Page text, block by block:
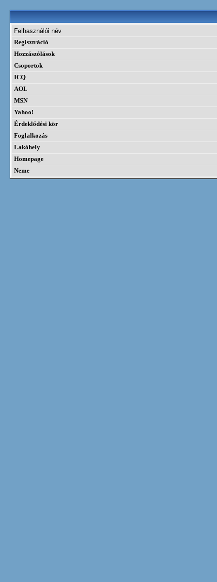
Felhasználói név
Regisztráció
Hozzászólások
Csoportok
ICQ
AOL
MSN
Yahoo!
Érdeklődési kör
Foglalkozás
Lakóhely
Homepage
Neme